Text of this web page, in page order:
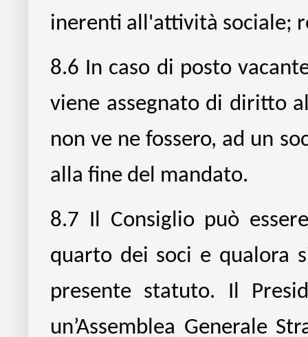
inerenti all'attività sociale;
8.6 In caso di posto
viene assegnato di diritto
non ve ne fossero, ad un
alla fine del mandato.
8.7 Il Consiglio può
quarto dei soci e qualora
presente statuto. Il
un’Assemblea Generale